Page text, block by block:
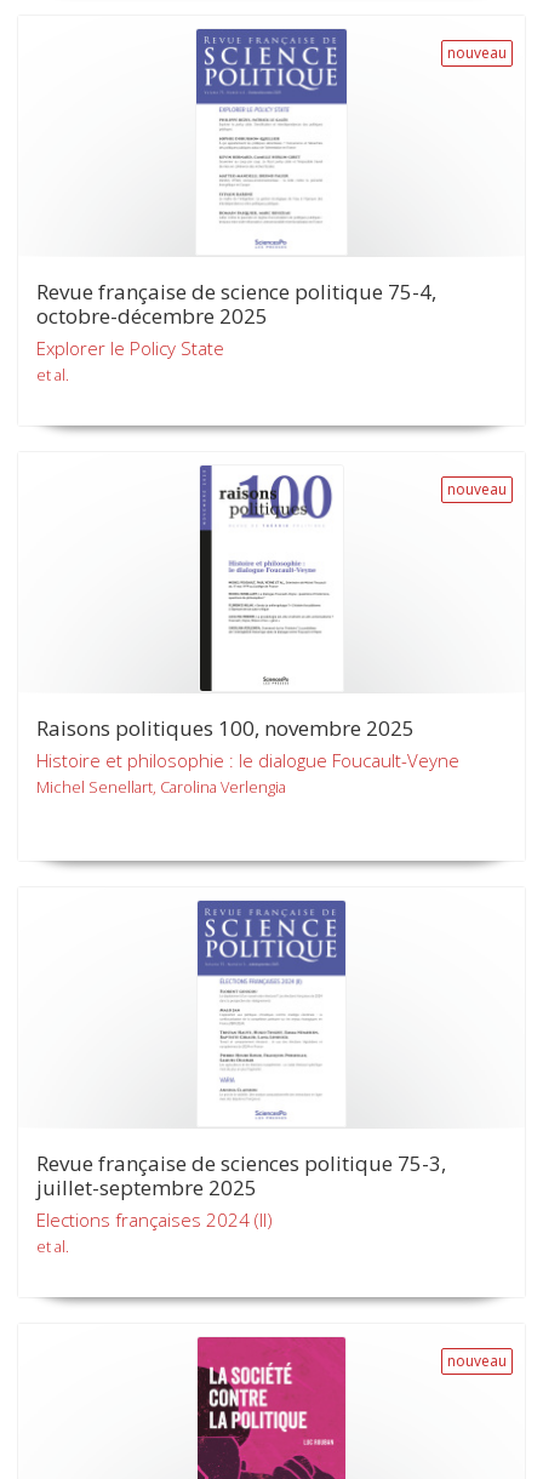
nouveau
Revue française de science politique 75-4,
octobre-décembre 2025
Explorer le Policy State
et al.
nouveau
Raisons politiques 100, novembre 2025
Histoire et philosophie : le dialogue Foucault-Veyne
Michel Senellart, Carolina Verlengia
Revue française de sciences politique 75-3,
juillet-septembre 2025
Elections françaises 2024 (II)
et al.
nouveau